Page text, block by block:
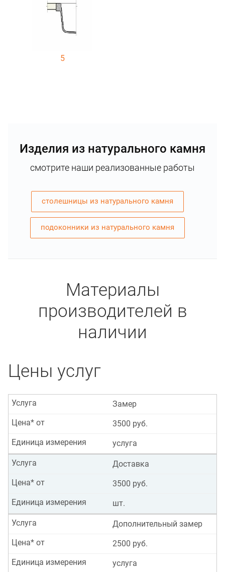
5
Изделия из натурального камня
смотрите наши реализованные работы
столешницы из натурального камня
подоконники из натурального камня
Материалы
производителей в
наличии
Цены услуг
Замер
Услуга
3500 руб.
Цена* от
услуга
Единица измерения
Доставка
Услуга
3500 руб.
Цена* от
шт.
Единица измерения
Дополнительный замер
Услуга
2500 руб.
Цена* от
услуга
Единица измерения